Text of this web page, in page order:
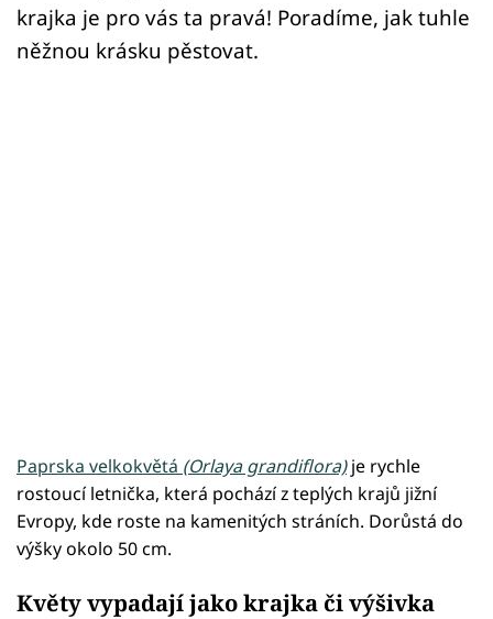
krajka je pro vás ta pravá! Poradíme, jak tuhle
něžnou krásku pěstovat.
Paprska velkokvětá (Orlaya grandiflora)je rychle
rostoucí letnička, která pochází z teplých krajů jižní
Evropy, kde roste na kamenitých stráních. Dorůstá do
výšky okolo 50 cm.
Květy vypadají jako krajka či výšivka